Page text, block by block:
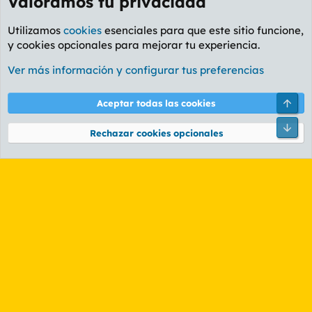
Foro Ocio y Cultura
Cookies
PL OLDSTYLE AMARILLO
Términos y reglas Política de privacidad Ayuda
Community platform by XenForo® © 2010-2026 XenForo Ltd.
Utilizamos cookies esenciales para que este sitio funcione,
y cookies opcionales para mejorar tu experiencia.
Ver más información y configurar tus preferencias
Aceptar todas las cookies
Rechazar cookies opcionales
Pie